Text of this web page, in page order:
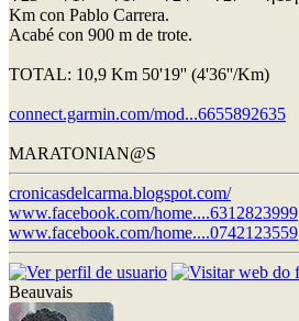
Km con Pablo Carrera.
Acabé con 900 m de trote.
TOTAL: 10,9 Km 50'19'' (4'36''/Km)
connect.garmin.com/mod...6655892635
MARATONIAN@S
cronicasdelcarma.blogspot.com/
www.facebook.com/home....6312823999
www.facebook.com/home....0742123559
Beauvais